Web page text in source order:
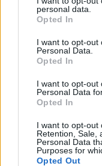
personal data.
Opted In
I want to opt-out
Personal Data.
Opted In
I want to opt-out
Personal Data
Opted In
I want to opt-out
Retention, Sale,
Personal Data
Purposes for
Opted Out
problemas
kovoti. Man
Mačiau, kas
pasekmės.
arba muzikuoti